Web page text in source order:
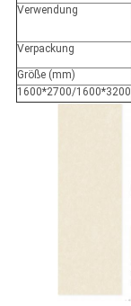
Verwendung
Verpackung
Größe (mm)
1600*2700/1600*3200